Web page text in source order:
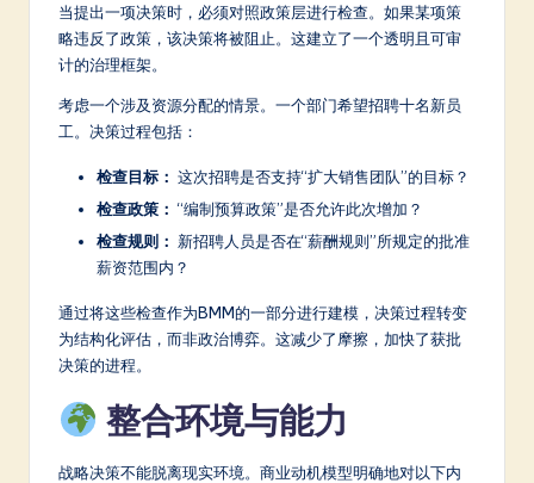
当提出一项决策时，必须对照政策层进行检查。如果某项策
略违反了政策，该决策将被阻止。这建立了一个透明且可审
计的治理框架。
考虑一个涉及资源分配的情景。一个部门希望招聘十名新员
工。决策过程包括：
检查目标： 这次招聘是否支持“扩大销售团队”的目标？
检查政策： “编制预算政策”是否允许此次增加？
检查规则： 新招聘人员是否在“薪酬规则”所规定的批准
薪资范围内？
通过将这些检查作为BMM的一部分进行建模，决策过程转变
为结构化评估，而非政治博弈。这减少了摩擦，加快了获批
决策的进程。
整合环境与能力
战略决策不能脱离现实环境。商业动机模型明确地对以下内